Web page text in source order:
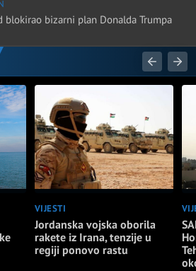
blokirao bizarni plan Donalda Trumpa
VIJESTI
Jordanska vojska oborila
rakete iz Irana, tenzije u
regiji ponovo rastu